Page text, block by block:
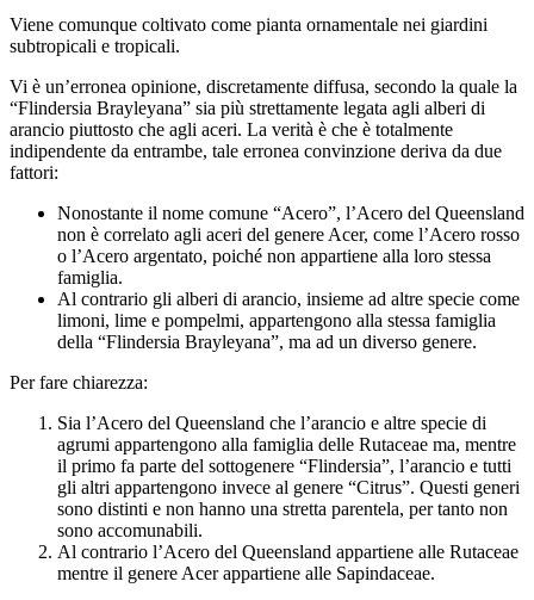
Viene comunque coltivato come pianta ornamentale nei giardini
subtropicali e tropicali.
Vi è un’erronea opinione, discretamente diffusa, secondo la quale la
“Flindersia Brayleyana” sia più strettamente legata agli alberi di
arancio piuttosto che agli aceri. La verità è che è totalmente
indipendente da entrambe, tale erronea convinzione deriva da due
fattori:
Nonostante il nome comune “Acero”, l’Acero del Queensland
non è correlato agli aceri del genere Acer, come l’Acero rosso
o l’Acero argentato, poiché non appartiene alla loro stessa
famiglia.
Al contrario gli alberi di arancio, insieme ad altre specie come
limoni, lime e pompelmi, appartengono alla stessa famiglia
della “Flindersia Brayleyana”, ma ad un diverso genere.
Per fare chiarezza:
Sia l’Acero del Queensland che l’arancio e altre specie di
agrumi appartengono alla famiglia delle Rutaceae ma, mentre
il primo fa parte del sottogenere “Flindersia”, l’arancio e tutti
gli altri appartengono invece al genere “Citrus”. Questi generi
sono distinti e non hanno una stretta parentela, per tanto non
sono accomunabili.
Al contrario l’Acero del Queensland appartiene alle Rutaceae
mentre il genere Acer appartiene alle Sapindaceae.